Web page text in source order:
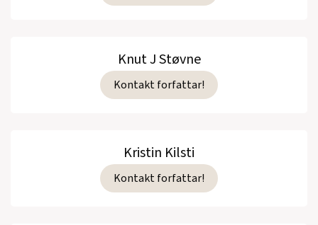
Knut J Støvne
Kontakt forfattar!
Kristin Kilsti
Kontakt forfattar!